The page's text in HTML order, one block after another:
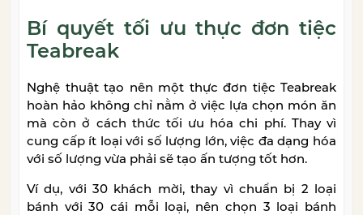
Bí quyết tối ưu thực đơn tiệc
Teabreak
Nghệ thuật tạo nên một thực đơn tiệc Teabreak
hoàn hảo không chỉ nằm ở việc lựa chọn món ăn
mà còn ở cách thức tối ưu hóa chi phí. Thay vì
cung cấp ít loại với số lượng lớn, việc đa dạng hóa
với số lượng vừa phải sẽ tạo ấn tượng tốt hơn.
Ví dụ, với 30 khách mời, thay vì chuẩn bị 2 loại
bánh với 30 cái mỗi loại, nên chọn 3 loại bánh